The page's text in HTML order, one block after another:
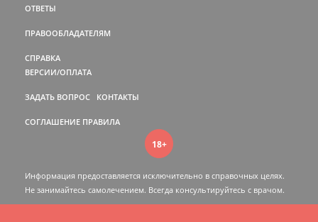
ОТВЕТЫ
ПРАВООБЛАДАТЕЛЯМ
СПРАВКА
ВЕРСИИ/ОПЛАТА
ЗАДАТЬ ВОПРОС КОНТАКТЫ
СОГЛАШЕНИЕ ПРАВИЛА
18+
Информация предоставляется исключительно в справочных целях.
Не занимайтесь самолечением. Всегда консультируйтесь c врачом.